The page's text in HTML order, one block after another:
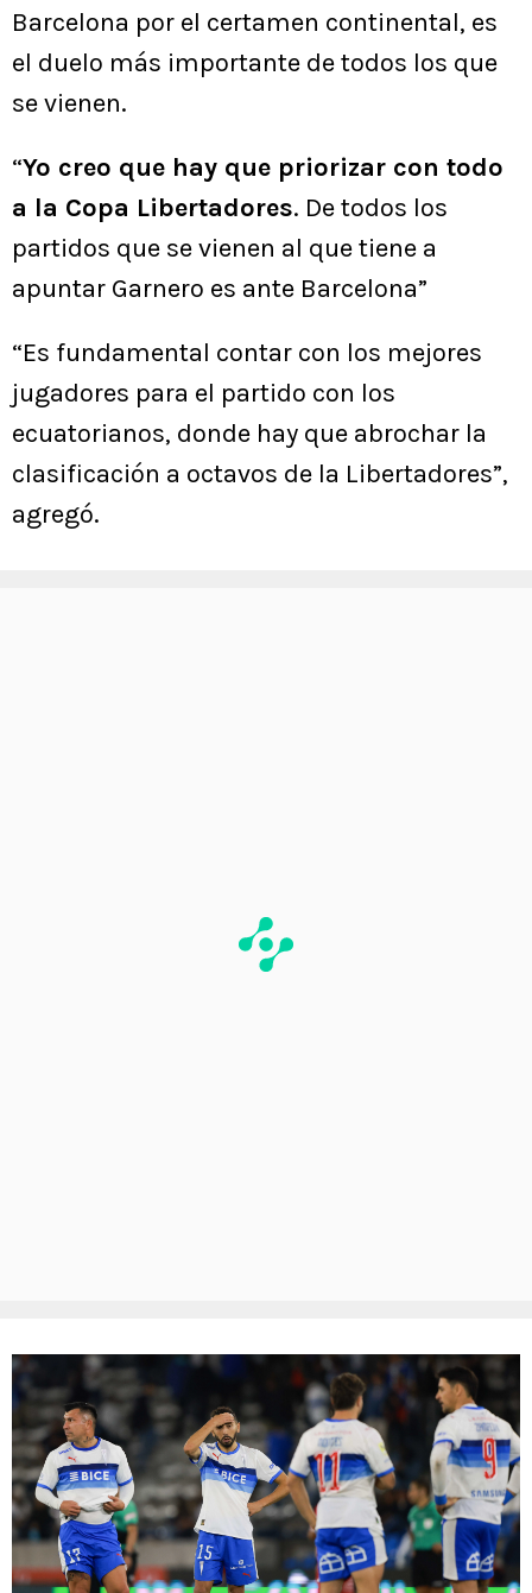
Barcelona por el certamen continental, es
el duelo más importante de todos los que
se vienen.
“Yo creo que hay que priorizar con todo
a la Copa Libertadores. De todos los
partidos que se vienen al que tiene a
apuntar Garnero es ante Barcelona”
“Es fundamental contar con los mejores
jugadores para el partido con los
ecuatorianos, donde hay que abrochar la
clasificación a octavos de la Libertadores”,
agregó.